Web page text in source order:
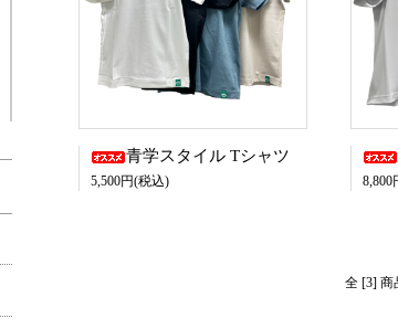
青学スタイル Tシャツ
5,500円(税込) 8,800
全 [3] 商